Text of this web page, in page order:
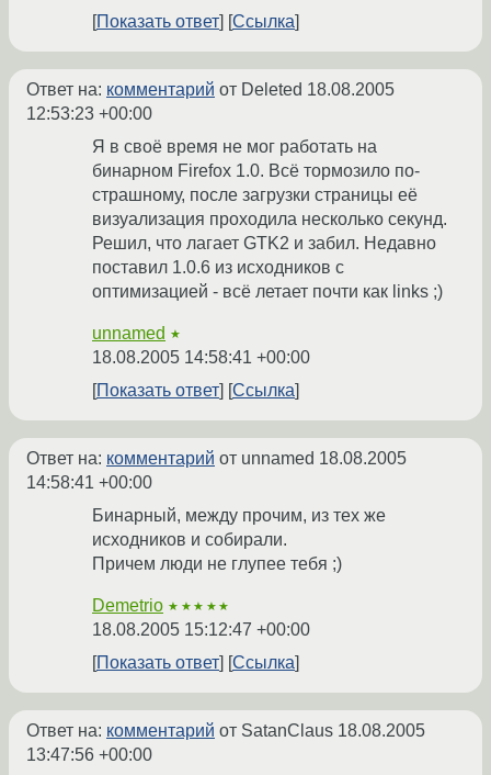
Показать ответ
Ссылка
Ответ на: комментарий от Deleted 18.08.2005
12:53:23 +00:00
Я в своё время не мог работать на
бинарном Firefox 1.0. Всё тормозило по-
страшному, после загрузки страницы её
визуализация проходила несколько секунд.
Решил, что лагает GTK2 и забил. Недавно
поставил 1.0.6 из исходников с
оптимизацией - всё летает почти как links ;)
unnamed ★
18.08.2005 14:58:41 +00:00
Показать ответ
Ссылка
Ответ на: комментарий от unnamed 18.08.2005
14:58:41 +00:00
Бинарный, между прочим, из тех же
исходников и собирали.
Причем люди не глупее тебя ;)
Demetrio ★★★★★
18.08.2005 15:12:47 +00:00
Показать ответ
Ссылка
Ответ на: комментарий от SatanClaus 18.08.2005
13:47:56 +00:00